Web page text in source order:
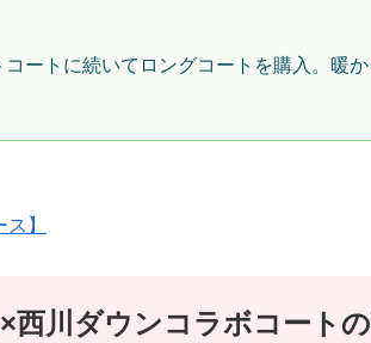
ートに続いてロングコートを購入。暖
】
西川ダウンコラボコート